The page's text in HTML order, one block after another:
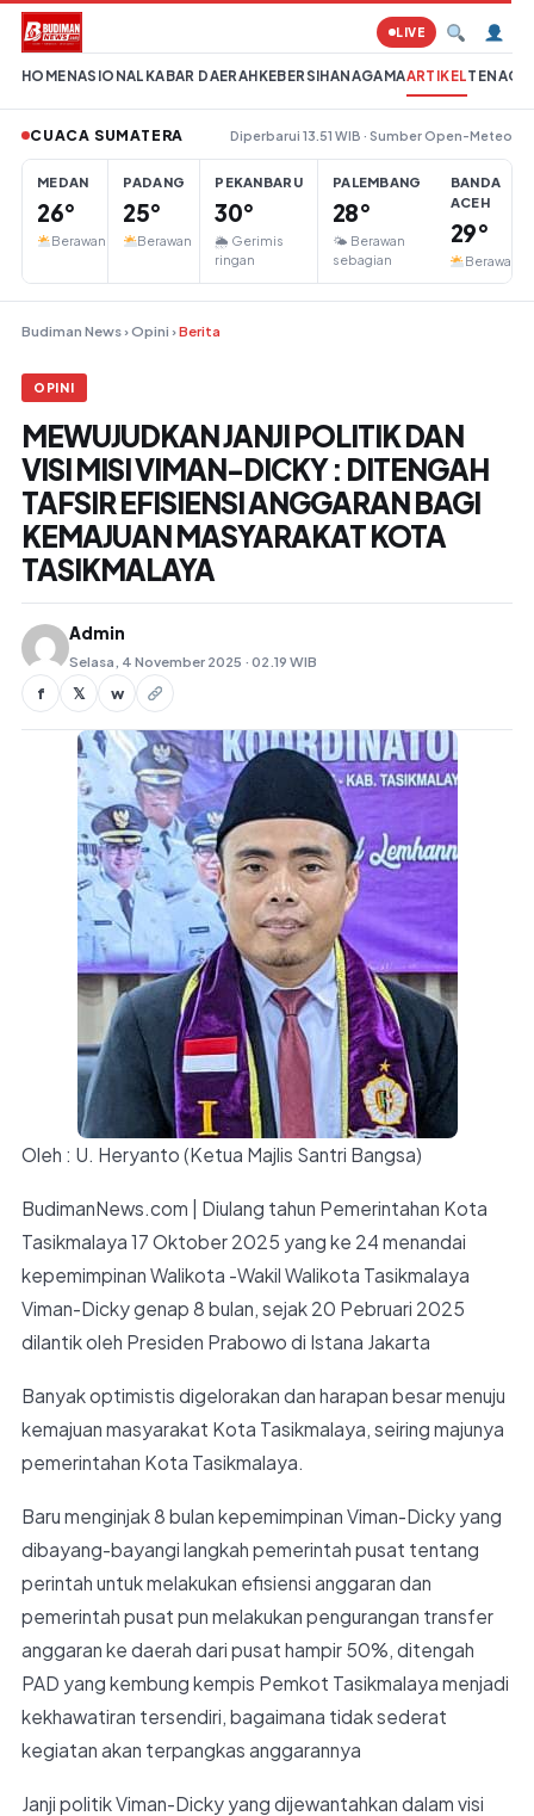
Lompat ke konten
HOMENASIONAL KABAR DAERAHKEBERSIHANAGAMAARTIKELTENAGA
LIVE
CUACA SUMATERA Diperbarui 13.51 WIB · Sumber Open-Meteo
MEDAN
26°
Berawan
PADANG
25°
Berawan
PEKANBARU
30°
🌦 Gerimis
ringan
PALEMBANG
28°
🌤 Berawan
sebagian
BANDA
ACEH
29°
Berawan
Budiman News ›Opini ›Berita
OPINI
MEWUJUDKAN JANJI POLITIK DAN
VISI MISI VIMAN-DICKY : DITENGAH
TAFSIR EFISIENSI ANGGARAN BAGI
KEMAJUAN MASYARAKAT KOTA
TASIKMALAYA
Admin
Selasa, 4 November 2025 · 02.19 WIB
f 𝕏 w
Oleh : U. Heryanto (Ketua Majlis Santri Bangsa)
BudimanNews.com | Diulang tahun Pemerintahan Kota
Tasikmalaya 17 Oktober 2025 yang ke 24 menandai
kepemimpinan Walikota -Wakil Walikota Tasikmalaya
Viman-Dicky genap 8 bulan, sejak 20 Pebruari 2025
dilantik oleh Presiden Prabowo di Istana Jakarta
Banyak optimistis digelorakan dan harapan besar menuju
kemajuan masyarakat Kota Tasikmalaya, seiring majunya
pemerintahan Kota Tasikmalaya.
Baru menginjak 8 bulan kepemimpinan Viman-Dicky yang
dibayang-bayangi langkah pemerintah pusat tentang
perintah untuk melakukan efisiensi anggaran dan
pemerintah pusat pun melakukan pengurangan transfer
anggaran ke daerah dari pusat hampir 50%, ditengah
PAD yang kembung kempis Pemkot Tasikmalaya menjadi
kekhawatiran tersendiri, bagaimana tidak sederat
kegiatan akan terpangkas anggarannya
Janji politik Viman-Dicky yang dijewantahkan dalam visi